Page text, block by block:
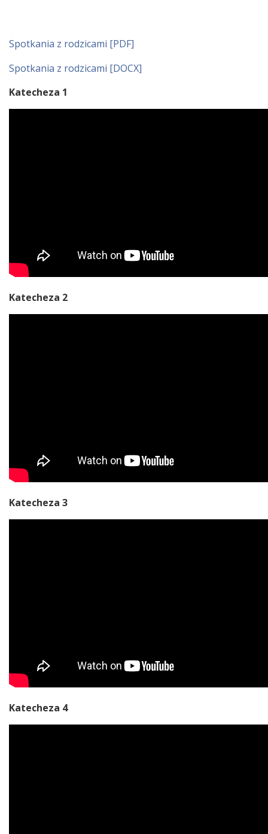
Spotkania z rodzicami [PDF]
Spotkania z rodzicami [DOCX]
Katecheza 1
Katecheza 2
Katecheza 3
Katecheza 4